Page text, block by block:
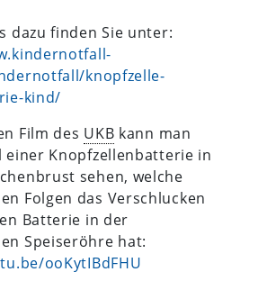
dazu finden Sie unter:
knopfzelle-
kind/
Film des UKB kann man
einer Knopfzellenbatterie in
sehen, welche
Folgen das Verschlucken
Batterie in der
Speiseröhre hat:
ooKytIBdFHU